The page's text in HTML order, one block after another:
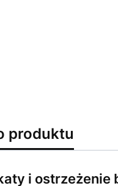
produktu
i ostrzeżenie